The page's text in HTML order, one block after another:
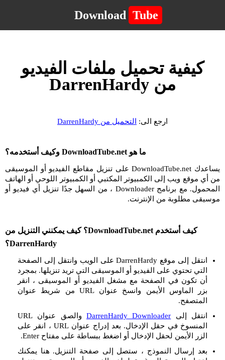
Download Tube
كيفية تحميل ملفات الفيديو
من DarrenHardy
ارجع الى: التحميل من DarrenHardy
ما هو DownloadTube.net وكيف أستخدمه؟
يساعدك DownloadTube.net على تنزيل مقاطع الفيديو أو الموسيقى
من أي موقع ويب إلى الكمبيوتر المكتبي أو الكمبيوتر اللوحي أو الهاتف
المحمول. مع برنامج Downloader ، من السهل جدًا تنزيل أي فيديو أو
موسيقى مطلوبة من الإنترنت.
كيف أستخدم DownloadTube.net؟ كيف يمكنني التنزيل من
DarrenHardy؟
انتقل إلى موقع DarrenHardy على الويب وانتقل إلى الصفحة
التي تحتوي على الفيديو أو الموسيقى التي تريد تنزيلها. بمجرد
أن تكون في الصفحة مع مشغل الفيديو أو الموسيقى ، انقر
بزر الماوس الأيمن وانسخ عنوان URL من شريط عنوان
المتصفح.
انتقل إلى DarrenHardy Downloader
والصق عنوان URL
المنسوخ في حقل الإدخال. بعد إدراج عنوان URL ، انقر على
الزر الأيمن لحقل الإدخال أو اضغط ببساطة على مفتاح Enter.
بعد إرسال النموذج ، ستصل إلى صفحة التنزيل. هنا يمكنك